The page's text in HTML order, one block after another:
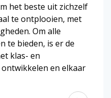
het beste uit zichzelf
te ontplooien, met
Om alle
te bieden, is er de
klas- en
en elkaar